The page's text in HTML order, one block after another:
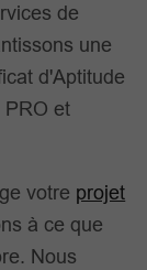
de
une
d'Aptitude
PRO et
votre projet
à ce que
Nous